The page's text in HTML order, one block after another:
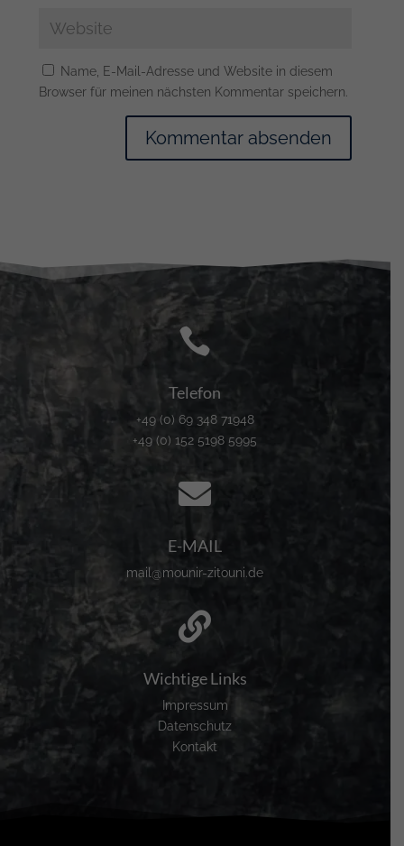
Name, E-Mail-Adresse und Website in diesem
Browser für meinen nächsten Kommentar speichern.

Telefon
+49 (0) 69 348 71948
+49 (0) 152 5198 5995

E-MAIL
mail@mounir-zitouni.de

Wichtige Links
Impressum
Datenschutz
Kontakt